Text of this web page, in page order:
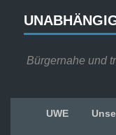
Bürgernahe und
UWE